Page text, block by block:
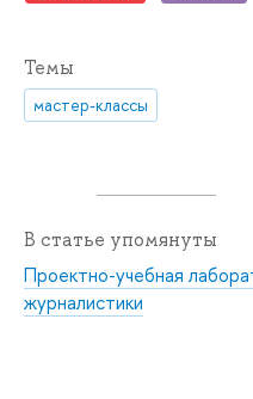
Темы
мастер-классы
В статье упомянуты
Проектно-учебная
журналистики